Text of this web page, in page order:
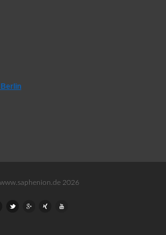
2026